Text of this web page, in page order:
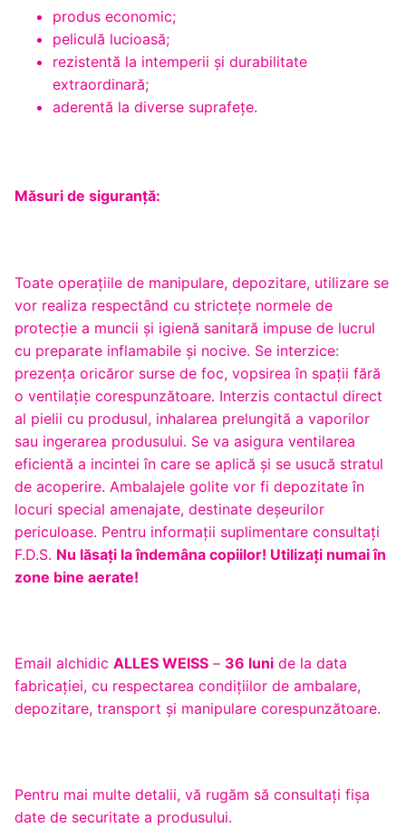
produs economic;
peliculă lucioasă;
rezistentă la intemperii și durabilitate
extraordinară;
aderentă la diverse suprafețe.
Măsuri de siguranță:
Toate operaţiile de manipulare, depozitare, utilizare se
vor realiza respectând cu stricteţe normele de
protecţie a muncii şi igienă sanitară impuse de lucrul
cu preparate inflamabile şi nocive. Se interzice:
prezenţa oricăror surse de foc, vopsirea în spaţii fără
o ventilaţie corespunzătoare. Interzis contactul direct
al pielii cu produsul, inhalarea prelungită a vaporilor
sau ingerarea produsului. Se va asigura ventilarea
eficientă a incintei în care se aplică şi se usucă stratul
de acoperire. Ambalajele golite vor fi depozitate în
locuri special amenajate, destinate deşeurilor
periculoase. Pentru informaţii suplimentare consultaţi
F.D.S. Nu lăsaţi la îndemâna copiilor! Utilizaţi numai în
zone bine aerate!
Email alchidic ALLES WEISS – 36 luni de la data
fabricației, cu respectarea condițiilor de ambalare,
depozitare, transport și manipulare corespunzătoare.
Pentru mai multe detalii, vă rugăm să consultaţi fişa
date de securitate a produsului.